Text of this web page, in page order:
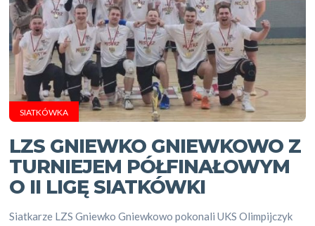
SIATKÓWKA
LZS GNIEWKO GNIEWKOWO Z
TURNIEJEM PÓŁFINAŁOWYM
O II LIGĘ SIATKÓWKI
Siatkarze LZS Gniewko Gniewkowo pokonali UKS Olimpijczyk